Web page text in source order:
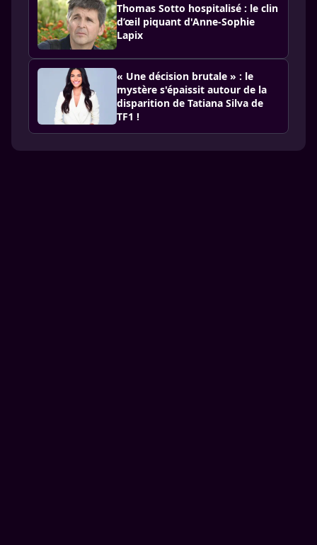
Thomas Sotto hospitalisé : le clin
d’œil piquant d'Anne-Sophie
Lapix
« Une décision brutale » : le
mystère s'épaissit autour de la
disparition de Tatiana Silva de
TF1 !